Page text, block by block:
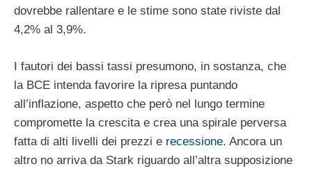
dovrebbe rallentare e le stime sono state riviste dal
4,2% al 3,9%.
I fautori dei bassi tassi presumono, in sostanza, che
la BCE intenda favorire la ripresa puntando
all’inflazione, aspetto che però nel lungo termine
compromette la crescita e crea una spirale perversa
fatta di alti livelli dei prezzi e recessione. Ancora un
altro no arriva da Stark riguardo all’altra supposizione